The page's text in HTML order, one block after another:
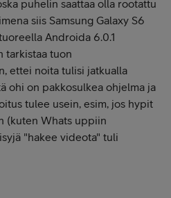
puhelin saattaa olla rootattu
siis Samsung Galaxy S6
Androida 6.0.1
tarkistaa tuon
ettei noita tulisi jatkualla
ohi on pakkosulkea ohjelma ja
tulee usein, esim, jos hypit
(kuten Whats uppiin
"hakee videota" tuli